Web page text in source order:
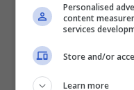
per l’eventuale
assolutamente in
torneranno alla
colpo a
Personalised
content
services
Store and/or
Learn more